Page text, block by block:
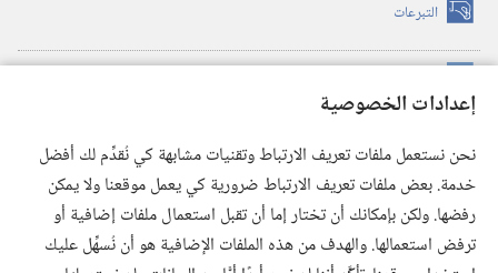
إعدادات الخصوصية
نحن نستعمل ملفات تعريف الارتباط وتقنيات مشابهة كي نُقدِّم لك أفضل
خدمة. بعض ملفات تعريف الارتباط ضرورية كي يعمل موقعنا ولا يمكن
رفضها. ولكن بإمكانك أن تختار إما أن تقبل استعمال ملفات إضافية أو
ترفض استعمالها. والهدف من هذه الملفات الإضافية هو أن نُسهِّل عليك
التبرعات (يفتح
نافذة
(يفتح
نافذة
(يفتح
نافذة
جديدة) تطبيق ®
JW Library
مكتبة برج المراقبة